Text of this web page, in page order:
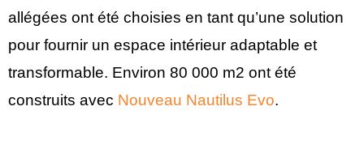
allégées ont été choisies en tant qu’une solution
pour fournir un espace intérieur adaptable et
transformable. Environ 80 000 m2 ont été
construits avec Nouveau Nautilus Evo.